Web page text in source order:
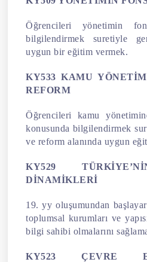
Öğrencileri yönetimin
bilgilendirmek suretiyle
uygun bir eğitim vermek.
KY533 KAMU
REFORM
Öğrencileri kamu
konusunda bilgilendirmek
ve reform alanında uygun
KY529
DİNAMİKLERİ
19. yy oluşumundan
toplumsal kurumları ve
bilgi sahibi olmalarını
KY523 ÇEVRE